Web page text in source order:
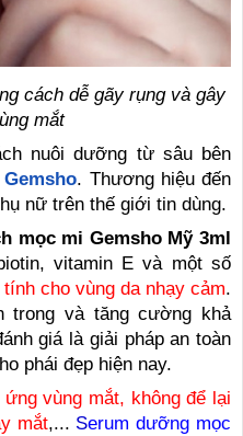
cách dễ gãy rụng và gây
mắt
nuôi dưỡng từ sâu bên
. Thương hiệu đến
nữ trên thế giới tin dùng.
mọc mi Gemsho Mỹ 3ml
vitamin E và một số
tính cho vùng da nhạy cảm.
trong và tăng cường khả
giá là giải pháp an toàn
phái đẹp hiện nay.
vùng mắt, không để lại
mắt,... Serum dưỡng mọc